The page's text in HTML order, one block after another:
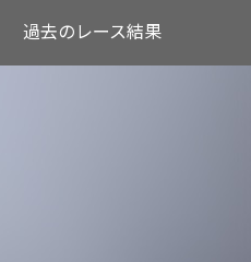
過去のレース結果